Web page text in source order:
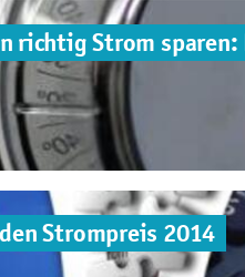
richtig Strom sparen:
Strompreis 2014